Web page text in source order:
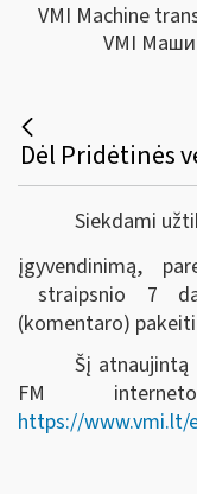
VMI Machine
VMI
Siekdami
įgyvendinimą,
straipsnio 7
(komentaro)
Šį
FM
https://www.vmi.lt/